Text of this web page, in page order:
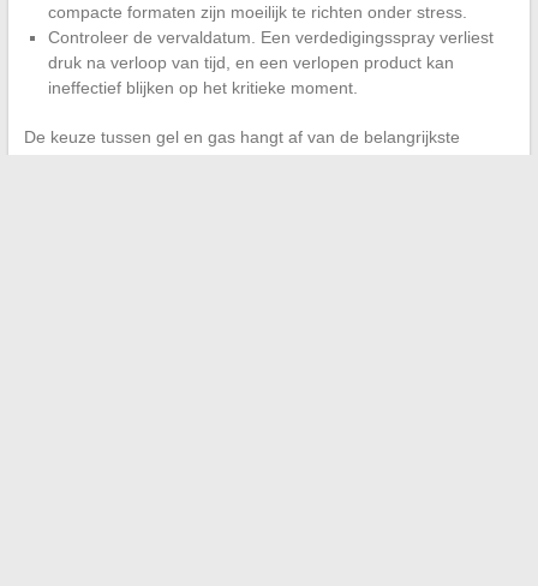
compacte formaten zijn moeilijk te richten onder stress.
Controleer de vervaldatum. Een verdedigingsspray verliest
druk na verloop van tijd, en een verlopen product kan
ineffectief blijken op het kritieke moment.
De keuze tussen gel en gas hangt af van de belangrijkste